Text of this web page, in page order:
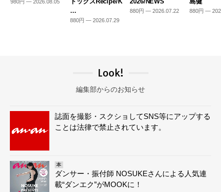
980円 — 2026.08.05
…
880円 — 2026.07.29
880円 — 2026.07.22 880円 —
Look!
編集部からのお知らせ
誌面を撮影・スクショしてSNS等にアップする
ことは法律で禁止されています。
本
ダンサー・振付師 NOSUKEさんによる人気連
載“ダンエク”がMOOKに！